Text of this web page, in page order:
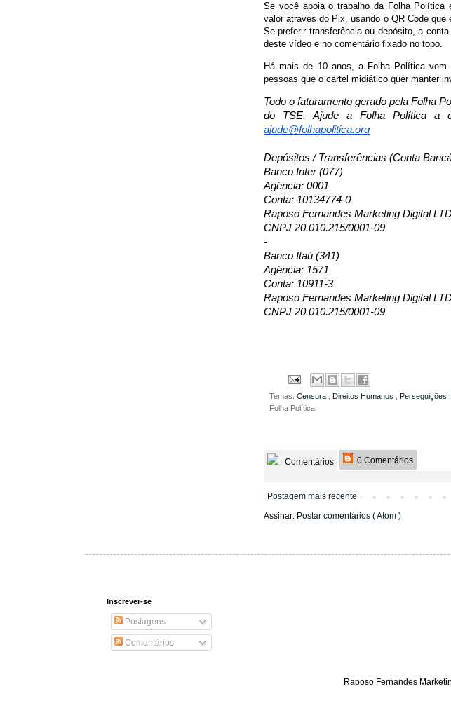
Se você apoia o trabalho da Folha Política
valor através do Pix, usando o QR Code
Se preferir transferência ou depósito, a
deste vídeo e no comentário fixado no topo.
Há mais de 10 anos, a Folha Política
pessoas que o cartel midiático quer manter
Todo o faturamento gerado pela Folha
do TSE. Ajude a Folha Política a
ajude@folhapolitica.org
Depósitos / Transferências (Conta
Banco Inter (077)
Agência: 0001
Conta: 10134774-0
Raposo Fernandes Marketing Digital
CNPJ 20.010.215/0001-09
-
Banco Itaú (341)
Agência: 1571
Conta: 10911-3
Raposo Fernandes Marketing Digital
CNPJ 20.010.215/0001-09
Temas: Censura Direitos Humanos Perseguições
Folha Política
Comentários 0 Comentários
Postagem mais recente
Assinar: Postar comentários ( Atom )
Inscrever-se
Postagens
Comentários
Raposo Fernandes